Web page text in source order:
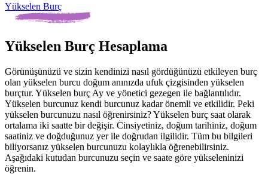
Yükselen Burç
Yükselen Burç Hesaplama
Görünüşünüzü ve sizin kendinizi nasıl gördüğünüzü etkileyen burç
olan yükselen burcu doğum anınızda ufuk çizgisinden yükselen
burçtur. Yükselen burç Ay ve yönetici gezegen ile bağlantılıdır.
Yükselen burcunuz kendi burcunuz kadar önemli ve etkilidir. Peki
yükselen burcunuzu nasıl öğrenirsiniz? Yükselen burç saat olarak
ortalama iki saatte bir değişir. Cinsiyetiniz, doğum tarihiniz, doğum
saatiniz ve doğduğunuz yer ile doğrudan ilgilidir. Tüm bu bilgileri
biliyorsanız yükselen burcunuzu kolaylıkla öğrenebilirsiniz.
Aşağıdaki kutudan burcunuzu seçin ve saate göre yükseleninizi
öğrenin.